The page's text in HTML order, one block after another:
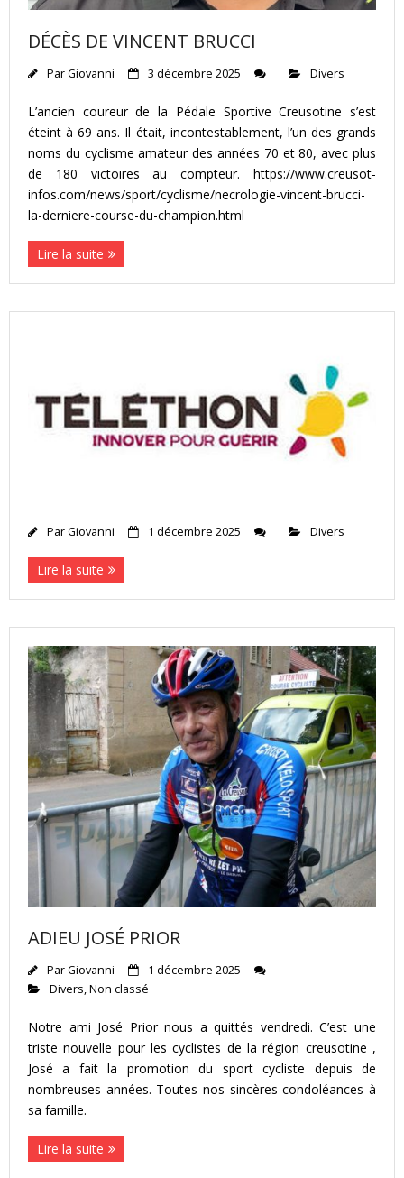
DÉCÈS DE VINCENT BRUCCI
ParGiovanni 3 décembre 2025 Divers
L’ancien coureur de la Pédale Sportive Creusotine s’est
éteint à 69 ans. Il était, incontestablement, l’un des grands
noms du cyclisme amateur des années 70 et 80, avec plus
de 180 victoires au compteur. https://www.creusot-
infos.com/news/sport/cyclisme/necrologie-vincent-brucci-
la-derniere-course-du-champion.html
Lire la suite
ParGiovanni 1 décembre 2025 Divers
Lire la suite
ADIEU JOSÉ PRIOR
ParGiovanni
1 décembre 2025
Divers,Non classé
Notre ami José Prior nous a quittés vendredi. C’est une
triste nouvelle pour les cyclistes de la région creusotine ,
José a fait la promotion du sport cycliste depuis de
nombreuses années. Toutes nos sincères condoléances à
sa famille.
Lire la suite